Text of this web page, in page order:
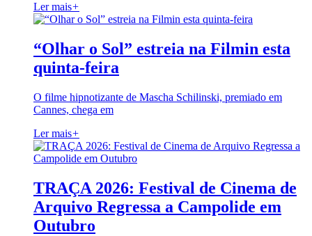
Ler mais+
“Olhar o Sol” estreia na Filmin esta
quinta-feira
O filme hipnotizante de Mascha Schilinski, premiado em
Cannes, chega em
Ler mais+
TRAÇA 2026: Festival de Cinema de
Arquivo Regressa a Campolide em
Outubro